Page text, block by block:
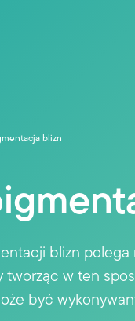
blizn
blizn
tworząc w ten
być